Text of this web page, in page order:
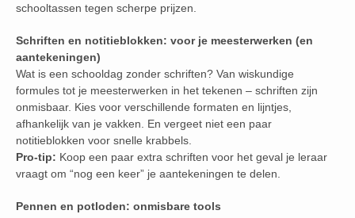
schooltassen tegen scherpe prijzen.
Schriften en notitieblokken: voor je meesterwerken (en
aantekeningen)
Wat is een schooldag zonder schriften? Van wiskundige
formules tot je meesterwerken in het tekenen – schriften zijn
onmisbaar. Kies voor verschillende formaten en lijntjes,
afhankelijk van je vakken. En vergeet niet een paar
notitieblokken voor snelle krabbels.
Pro-tip: Koop een paar extra schriften voor het geval je leraar
vraagt om “nog een keer” je aantekeningen te delen.
Pennen en potloden: onmisbare tools